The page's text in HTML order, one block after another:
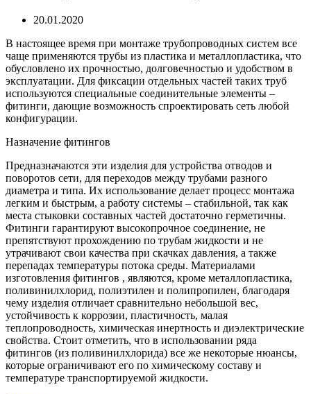
20.01.2020
В настоящее время при монтаже трубопроводных систем все
чаще применяются трубы из пластика и металлопластика, что
обусловлено их прочностью, долговечностью и удобством в
эксплуатации. Для фиксации отдельных частей таких труб
используются специальные соединительные элементы –
фитинги, дающие возможность спроектировать сеть любой
конфигурации.
Назначение фитингов
Предназначаются эти изделия для устройства отводов и
поворотов сети, для переходов между трубами разного
диаметра и типа. Их использование делает процесс монтажа
легким и быстрым, а работу системы – стабильной, так как
места стыковки составных частей достаточно герметичны.
Фитинги гарантируют высокопрочное соединение, не
препятствуют прохождению по трубам жидкости и не
утрачивают свои качества при скачках давления, а также
перепадах температуры потока среды. Материалами
изготовления фитингов , являются, кроме металлопластика,
поливинилхлорид, полиэтилен и полипропилен, благодаря
чему изделия отличает сравнительно небольшой вес,
устойчивость к коррозии, пластичность, малая
теплопроводность, химическая инертность и диэлектрические
свойства. Стоит отметить, что в использовании ряда
фитингов (из поливинилхлорида) все же некоторые нюансы,
которые ограничивают его по химическому составу и
температуре транспортируемой жидкости.